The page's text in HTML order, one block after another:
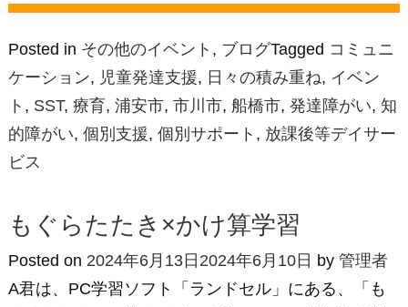
Posted in その他のイベント , ブログTagged コミュニ
ケーション, 児童発達支援, 日々の積み重ね, イベン
ト , SST, 療育, 浦安市, 市川市, 船橋市, 発達障がい, 知
的障がい, 個別支援, 個別サポート , 放課後等デイサー
ビス
もぐらたたき×かけ算学習
Posted on 2024年6月13日 2024年6月10日 by 管理者
A君は、PC学習ソフト「ランドセル」にある、「も